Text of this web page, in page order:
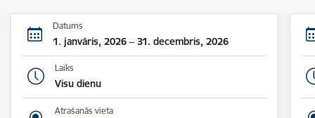
Datums
1. janvāris, 2026 – 31. decembris, 2026
Laiks
Visu dienu
Atrašanās vieta